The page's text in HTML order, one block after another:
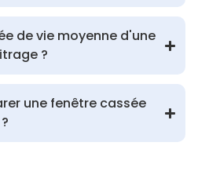
de vie moyenne d'une
?
une fenêtre cassée